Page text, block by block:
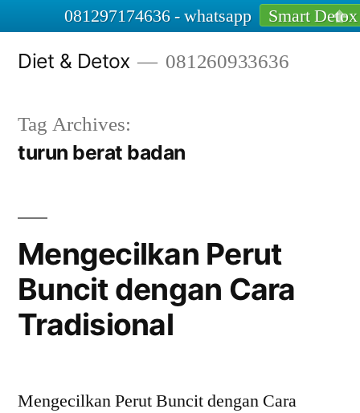
Diet & Detox 081260933636
Tag Archives:
turun berat badan
Mengecilkan Perut
Buncit dengan Cara
Tradisional
Mengecilkan Perut Buncit dengan Cara
081297174636 - whatsapp Smart Detox